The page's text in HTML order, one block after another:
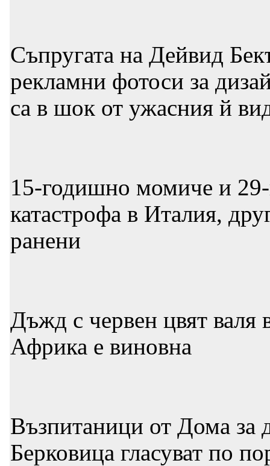
Съпругата на Дейвид
рекламни фотоси за
са в шок от ужасния й
15-годишно момиче и
катастрофа в Италия,
ранени
Дъжд с червен цвят валя
Африка е виновна
Възпитаници от Дома за
Берковица гласуват по